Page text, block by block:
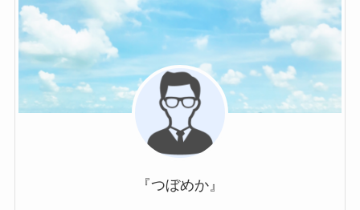
『つぼめか』